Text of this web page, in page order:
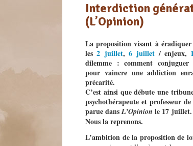
Interdiction
(L’Opinion)
La proposition visant à éradiquer
les2 juillet,6 juillet / enjeux,
dilemme : comment conjuguer
pour vaincre une addiction
précarité.
C’est ainsi que débute une
psychothérapeute et professeur
parue dansL’Opinion le 17 juillet.
Nous la reprenons.
L’ambition de la proposition de